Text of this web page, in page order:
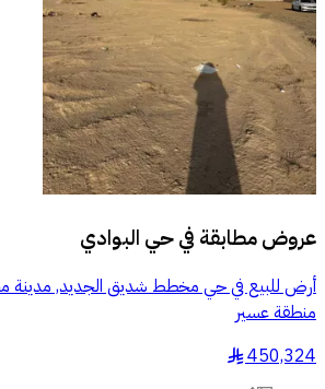
عروض مطابقة فيحي البوادي
أرض للبيع في حي مخطط شديق الجديد,
منطقة عسير
450,324
§